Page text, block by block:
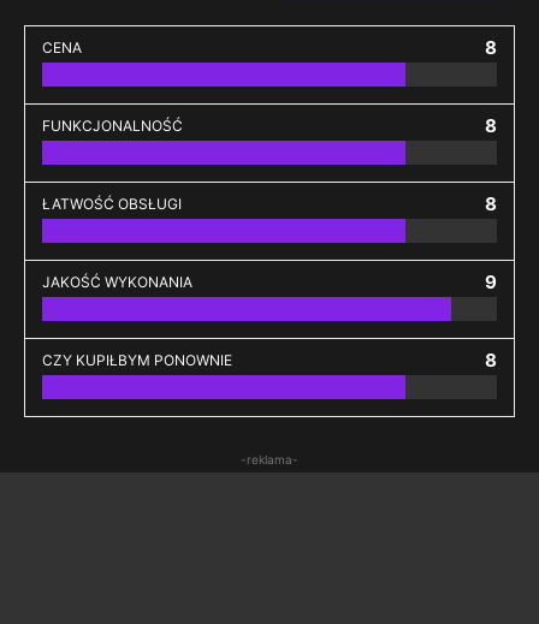
CENA 8
FUNKCJONALNOŚĆ 8
ŁATWOŚĆ OBSŁUGI 8
JAKOŚĆ WYKONANIA 9
CZY KUPIŁBYM PONOWNIE 8
-reklama-